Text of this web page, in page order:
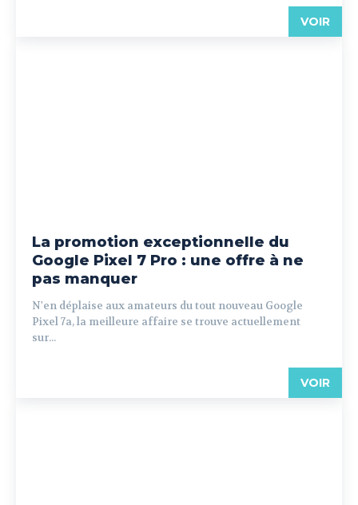
VOIR
La promotion exceptionnelle du
Google Pixel 7 Pro : une offre à ne
pas manquer
N'en déplaise aux amateurs du tout nouveau Google
Pixel 7a, la meilleure affaire se trouve actuellement
sur...
VOIR